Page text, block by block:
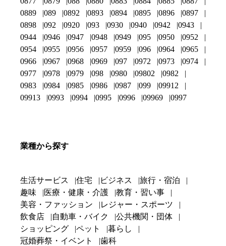
0889
089 0892 0893 0894 0895 0896
0897
0898
092 0920 093 0930 0940 0942
0943
0944
0946 0947 0948 0949 095 0950
0952
0954
0955 0956 0957 0959 096 0964
0965
0966
0967 0968 0969 097 0972 0973
0974
0977
0978 0979 098 0980 09802
0982
0983
0984 0985 0986 0987 099
09912
09913
0993 0994 0995 0996 09969 0997
業種から探す
生活サービス 住宅 ビジネス
旅行・宿泊
趣味
医療・健康・介護
教育・習い事
美容・ファッション
レジャー・スポーツ
飲食店
自動車・バイク
公共機関・団体
ショッピング
ペット
暮らし
冠婚葬祭・イベント
歯科